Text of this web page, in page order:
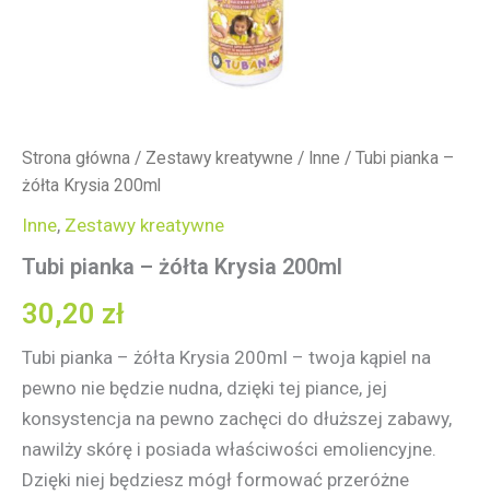
Strona główna / Zestawy kreatywne / Inne / Tubi pianka –
żółta Krysia 200ml
Inne, Zestawy kreatywne
Tubi pianka – żółta Krysia 200ml
30,20 zł
Tubi pianka – żółta Krysia 200ml – twoja kąpiel na
pewno nie będzie nudna, dzięki tej piance, jej
konsystencja na pewno zachęci do dłuższej zabawy,
nawilży skórę i posiada właściwości emoliencyjne.
Dzięki niej będziesz mógł formować przeróżne